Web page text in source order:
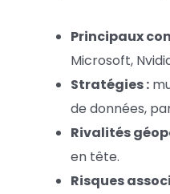
Principaux
Microsoft,
Stratégies :
de données,
Rivalités
en tête.
Risques